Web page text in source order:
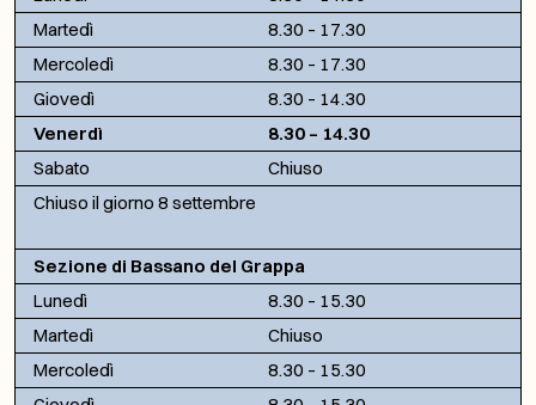
Martedì
8.30 – 17.30
Mercoledì
8.30 – 17.30
Giovedì
8.30 – 14.30
Venerdì
8.30 – 14.30
Sabato
Chiuso
Chiuso il giorno 8 settembre
Sezione di Bassano del Grappa
Lunedì
8.30 – 15.30
Martedì
Chiuso
Mercoledì
8.30 – 15.30